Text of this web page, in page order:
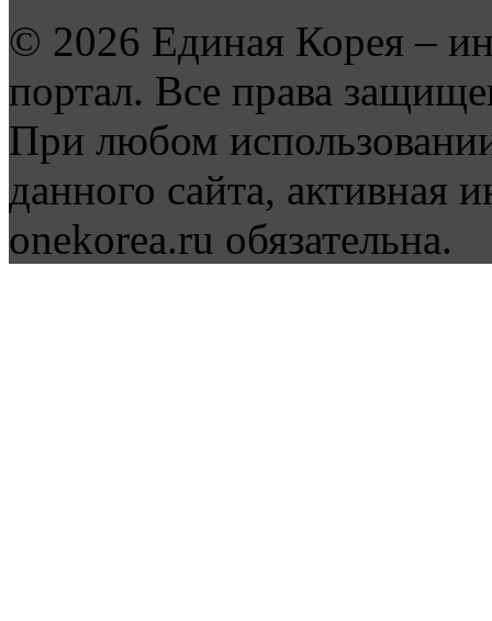
© 2026 Единая Корея –
портал. Все права
При любом
данного сайта, активная
onekorea.ru обязательна.